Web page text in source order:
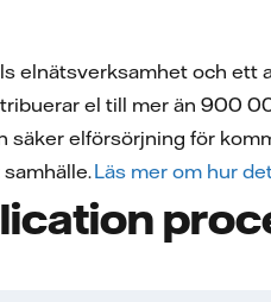
elnätsverksamhet och ett
el till mer än 900
elförsörjning för
Läs mer om hur